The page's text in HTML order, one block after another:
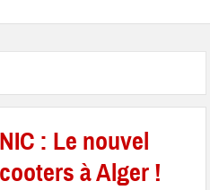
: Le nouvel
à Alger !